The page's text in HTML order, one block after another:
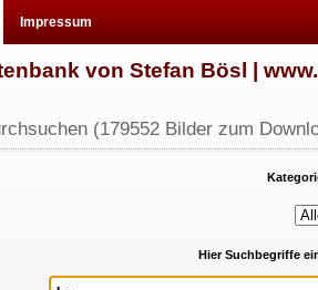
Impressum
von Stefan Bösl |
(179552 Bilder zum
Hier Suchbegriffe